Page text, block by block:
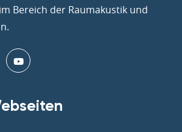
Bereich der Raumakustik und